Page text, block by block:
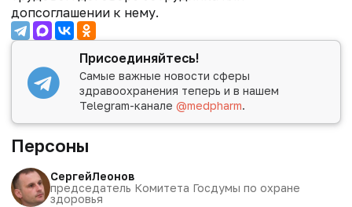
допсоглашении к нему.
Присоединяйтесь!
Самые важные новости сферы
здравоохранения теперь и в нашем
Telegram-канале@medpharm.
Персоны
СергейЛеонов
председатель Комитета Госдумы по охране
здоровья